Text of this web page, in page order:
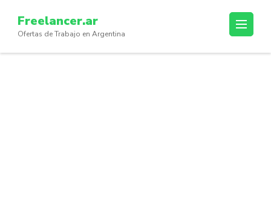
content
(Press
Freelancer.ar
Ofertas de Trabajo en Argentina